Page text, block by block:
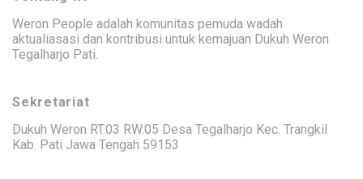
Weron People adalah komunitas pemuda wadah
aktualiasasi dan kontribusi untuk kemajuan Dukuh Weron
Tegalharjo Pati.
Sekretariat
Dukuh Weron RT.03 RW.05 Desa Tegalharjo Kec. Trangkil
Kab. Pati Jawa Tengah 59153